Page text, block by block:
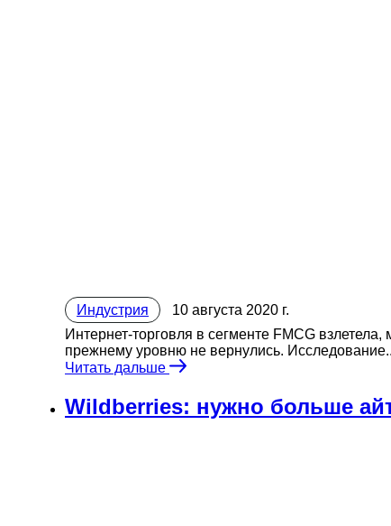
Индустрия
10 августа 2020 г.
Интернет-торговля в сегменте FMCG
прежнему уровню не вернулись.
Читать дальше
Wildberries: нужно больше